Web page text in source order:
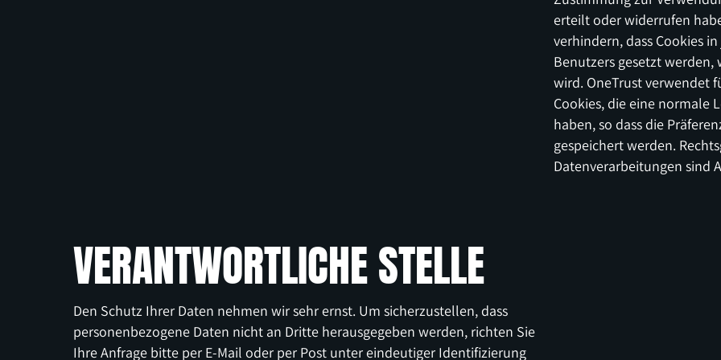
erteilt oder widerrufen
verhindern, dass Cookies
Benutzers gesetzt
wird. OneTrust verwendet
Cookies, die eine normale
haben, so dass die
gespeichert werden.
Datenverarbeitungen sind
VERANTWORTLICHE STELLE
Den Schutz Ihrer Daten nehmen wir sehr ernst. Um sicherzustellen, dass
personenbezogene Daten nicht an Dritte herausgegeben werden, richten Sie
Ihre Anfrage bitte per E-Mail oder per Post unter eindeutiger Identifizierung